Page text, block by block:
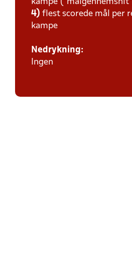
kampe
4) flest scorede mål per
kampe
Nedrykning:
Ingen